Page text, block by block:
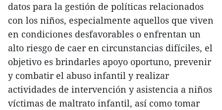
datos para la gestión de políticas relacionados
con los niños, especialmente aquellos que viven
en condiciones desfavorables o enfrentan un
alto riesgo de caer en circunstancias difíciles, el
objetivo es brindarles apoyo oportuno, prevenir
y combatir el abuso infantil y realizar
actividades de intervención y asistencia a niños
víctimas de maltrato infantil, así como tomar